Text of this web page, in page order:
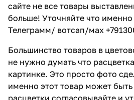
сайте не все товары
больше! Уточняйте что
Телеграмм/ вотсап/мах
Большинство товаров в
не нужно думать что
картинке. Это просто фото
именно этот товар может
расцветки согласовывайте и